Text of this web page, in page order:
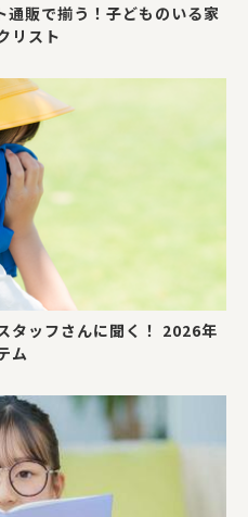
通販で揃う！子どものいる家
リスト
タッフさんに聞く！ 2026年
ム